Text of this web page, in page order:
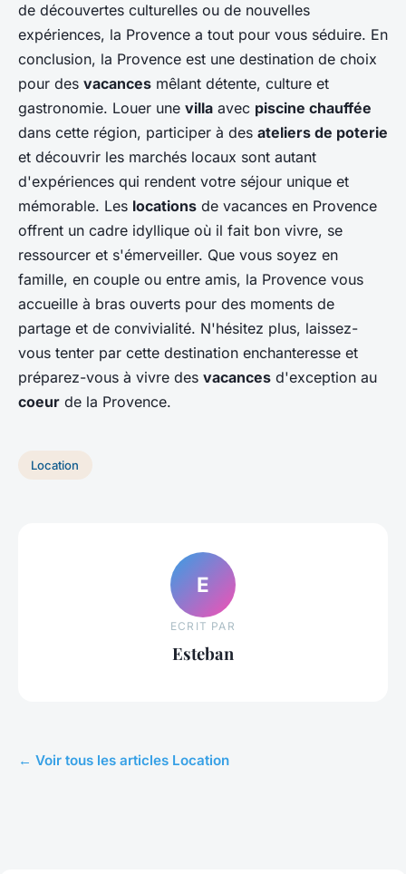
de découvertes culturelles ou de nouvelles
expériences, la Provence a tout pour vous séduire. En
conclusion, la Provence est une destination de choix
pour des vacances mêlant détente, culture et
gastronomie. Louer une villa avec piscine chauffée
dans cette région, participer à des ateliers de poterie
et découvrir les marchés locaux sont autant
d'expériences qui rendent votre séjour unique et
mémorable. Les locations de vacances en Provence
offrent un cadre idyllique où il fait bon vivre, se
ressourcer et s'émerveiller. Que vous soyez en
famille, en couple ou entre amis, la Provence vous
accueille à bras ouverts pour des moments de
partage et de convivialité. N'hésitez plus, laissez-
vous tenter par cette destination enchanteresse et
préparez-vous à vivre des vacances d'exception au
coeur de la Provence.
Location
E
ECRIT PAR
Esteban
← Voir tous les articles Location